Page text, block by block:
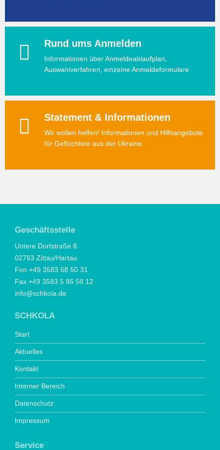
Rund ums Anmelden
Informationen über Anmeldeablaufplan,
Auswahlverfahren, einzelne Anmeldeformulare
Statement & Informationen
Wir wollen helfen! Informationen und Hilfsangebote
für Geflüchtete aus der Ukraine.
Geschäftsstelle
Untere Dorfstraße 6
02763 Zittau/Hartau
Fon +49 3583 68 50 31
Fax +49 3583 5 86 58 12
info@schkola.de
SCHKOLA
Start
Aktuelles
Kontakt
Interner Bereich
Datenschutz
Impressum
Service